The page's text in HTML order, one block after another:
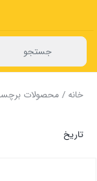
خانه/ محصولات
تاریخ